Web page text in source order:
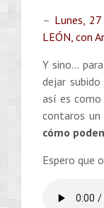
– Lunes,
LEÓN, con
Y sino…
dejar
así es como
contaros un
cómo
Espero que